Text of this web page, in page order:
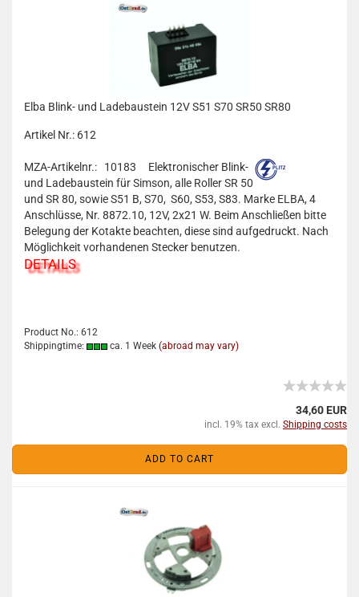
Elba Blink- und Ladebaustein 12V S51 S70 SR50 SR80
Artikel Nr.: 612
MZA-Artikelnr.: 10183
Elektronischer Blink-
und Ladebaustein für Simson, alle Roller SR 50
und SR 80, sowie S51 B, S70, S60, S53, S83. Marke ELBA, 4
Anschlüsse, Nr. 8872.10, 12V, 2x21 W. Beim Anschließen bitte
Belegung der Kotakte beachten, diese sind aufgedruckt. Nach
Möglichkeit vorhandenen Stecker benutzen.
DETAILS
Product No.: 612
Shippingtime:
ca. 1 Week (abroad may vary)
34,60 EUR
incl. 19% tax excl. Shipping costs
ADD TO CART